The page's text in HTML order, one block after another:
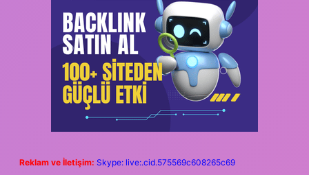
Reklam ve İletişim: Skype: live:.cid.575569c608265c69